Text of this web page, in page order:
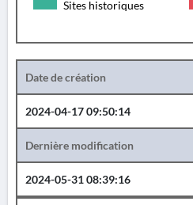
Sites historiques
Date de création
2024-04-17 09:50:14
Dernière modification
2024-05-31 08:39:16